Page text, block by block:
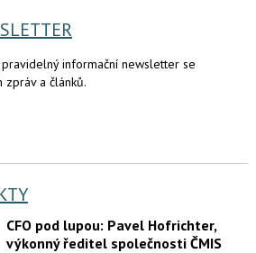
informační newsletter se
zpráv a článků.
CFO pod lupou: Pavel Hofrichter,
výkonný ředitel společnosti ČMIS